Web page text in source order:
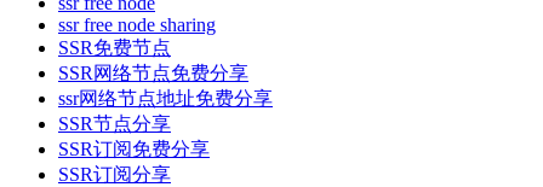
ssr free node sharing
SSR免费节点
SSR网络节点免费分享
ssr网络节点地址免费分享
SSR节点分享
SSR订阅免费分享
SSR订阅分享